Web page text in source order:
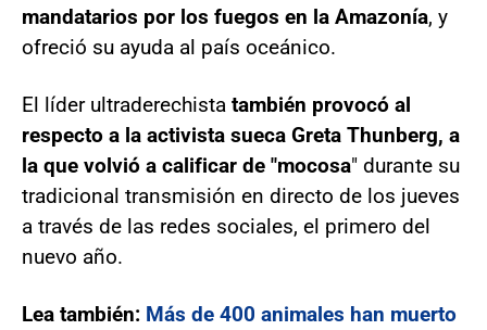
mandatarios por los fuegos en la Amazonía, y
ofreció su ayuda al país oceánico.
El líder ultraderechista también provocó al
respecto a la activista sueca Greta Thunberg, a
la que volvió a calificar de "mocosa" durante su
tradicional transmisión en directo de los jueves
a través de las redes sociales, el primero del
nuevo año.
Lea también: Más de 400 animales han muerto